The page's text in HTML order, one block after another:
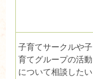
子育てサークルや子
育てグループの活動
について相談したい